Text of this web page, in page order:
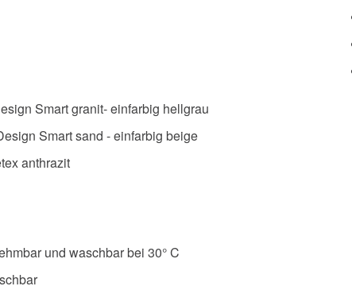
Smart granit- einfarbig hellgrau
Smart sand - einfarbig beige
anthrazit
und waschbar bei 30° C